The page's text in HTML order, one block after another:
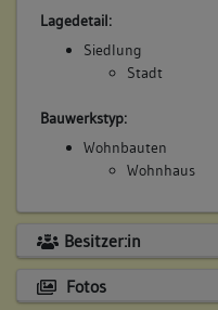
Lagedetail:
Siedlung
Stadt
Bauwerkstyp:
Wohnbauten
Wohnhaus
Besitzer:in
Fotos